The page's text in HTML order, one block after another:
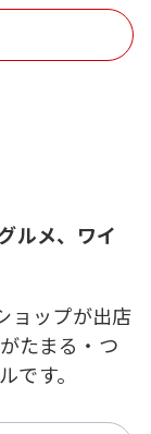
ルメ、ワイ
ョップが出店
たまる・つ
です。